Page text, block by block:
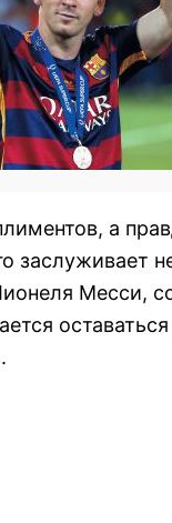
а
заслуживает
Месси,